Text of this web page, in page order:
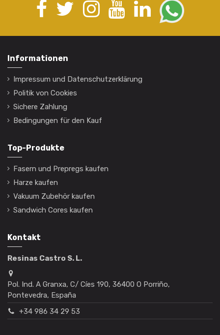
Informationen
Impressum und Datenschutzerklärung
Politik von Cookies
Sichere Zahlung
Bedingungen für den Kauf
Top-Produkte
Fasern und Prepregs kaufen
Harze kaufen
Vakuum Zubehör kaufen
Sandwich Cores kaufen
Kontakt
Resinas Castro S. L.
Pol. Ind. A Granxa, C/ Cíes 190, 36400 O Porriño,
Pontevedra, España
+34 986 34 29 53